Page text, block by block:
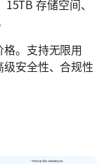
存储空间、
。支持无限用
安全性、合规性